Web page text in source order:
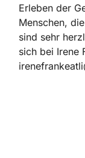
Erleben der
Menschen,
sind sehr
sich bei Irene